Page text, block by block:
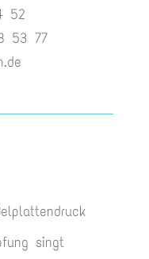
52
53 77
singt